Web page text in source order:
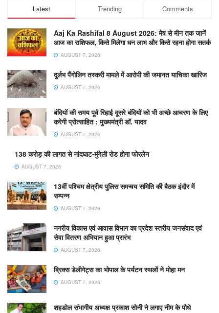
Latest Trending Comments
Aaj Ka Rashifal 8 August 2026: मेष से मीन तक जानें
आज का राशिफल, किसे मिलेगा धन लाभ और किसे रहना होगा सतर्क
AUGUST 7, 2026
दुर्लभ पैंगोलिन तस्करी मामले में आरोपी की जमानत याचिका खारिज
AUGUST 7, 2026
बंदियों की समय पूर्व रिहाई दूसरे बंदियों को भी अच्छे आचरण के लिए
करेगी प्रोत्साहित : मुख्यमंत्री डॉ. यादव
AUGUST 7, 2026
138 करोड़ की लागत से नांदघाट-मुंगेली रोड होगा फोरलेन
AUGUST 7, 2026
13वीं पश्चिम क्षेत्रीय पुलिस समन्वय समिति की बैठक इंदौर में
सम्पन्न
AUGUST 7, 2026
नगरीय विकास एवं आवास विभाग का प्रदेश स्तरीय जनसंवाद एवं
सेवा वितरण अभियान हुआ प्रारंभ
AUGUST 7, 2026
ब्रिक्स डेलीगेट्स का भोपाल के पर्यटन स्थलों ने मोहा मन
AUGUST 7, 2026
शहडोल संभागीय अध्यक्ष प्रकाश सोनी ने लगाए नीम के पौधे